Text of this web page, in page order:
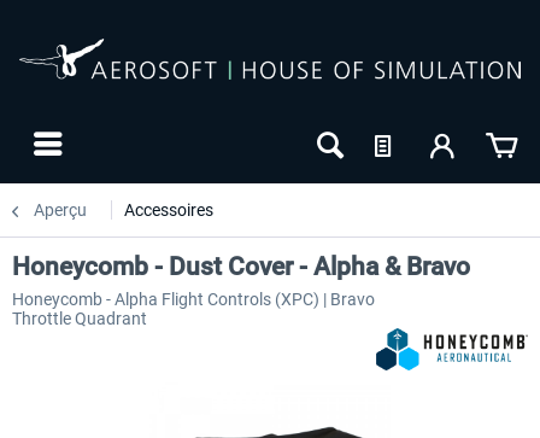
Aperçu Accessoires
Honeycomb - Dust Cover - Alpha & Bravo
Honeycomb - Alpha Flight Controls (XPC) | Bravo
Throttle Quadrant